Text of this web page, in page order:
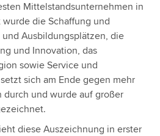
Mittelstandsunternehmen in
die Schaffung und
Ausbildungsplätzen, die
und Innovation, das
sowie Service und
sich am Ende gegen mehr
und wurde auf großer
diese Auszeichnung in erster